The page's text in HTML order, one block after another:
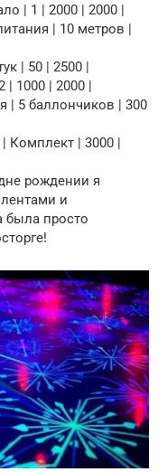
| 1 | 2000 | 2000 |
| 10 метров |
| 50 | 2500 |
| 1000 | 2000 |
| 5 баллончиков | 300
Комплект | 3000 |
рождении я
и
просто